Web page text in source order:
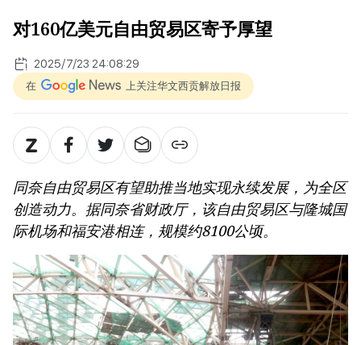
对160亿美元自由贸易区寄予厚望
2025/7/23 24:08:29
在 上关注华文西贡解放日报
同奈自由贸易区有望助推当地实现永续发展，为全区
创造动力。据同奈省财政厅，该自由贸易区与隆城国
际机场和福安港相连，规模约8100公顷。